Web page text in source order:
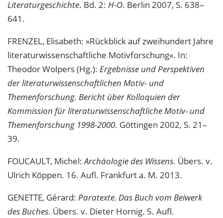
Literaturgeschichte. Bd. 2: H-O. Berlin 2007, S. 638–
641.
FRENZEL, Elisabeth: »Rückblick auf zweihundert Jahre
literaturwissenschaftliche Motivforschung«. In:
Theodor Wolpers (Hg.): Ergebnisse und Perspektiven
der literaturwissenschaftlichen Motiv- und
Themenforschung. Bericht über Kolloquien der
Kommission für literaturwissenschaftliche Motiv- und
Themenforschung 1998-2000. Göttingen 2002, S. 21–
39.
FOUCAULT, Michel:Archäologie des Wissens. Übers. v.
Ulrich Köppen. 16. Aufl. Frankfurt a. M. 2013.
GENETTE, Gérard: Paratexte. Das Buch vom Beiwerk
des Buches. Übers. v. Dieter Hornig. 5. Aufl.